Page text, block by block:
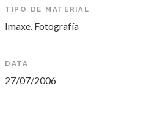
TIPO DE MATERIAL
Imaxe. Fotografía
DATA
27/07/2006